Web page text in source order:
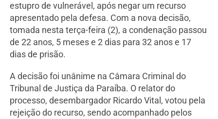
estupro de vulnerável, após negar um recurso
apresentado pela defesa. Com a nova decisão,
tomada nesta terça-feira (2), a condenação passou
de 22 anos, 5 meses e 2 dias para 32 anos e 17
dias de prisão.
A decisão foi unânime na Câmara Criminal do
Tribunal de Justiça da Paraíba. O relator do
processo, desembargador Ricardo Vital, votou pela
rejeição do recurso, sendo acompanhado pelos